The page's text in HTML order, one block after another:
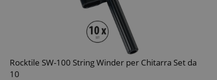
Rocktile SW-100 String Winder per Chitarra Set da
10